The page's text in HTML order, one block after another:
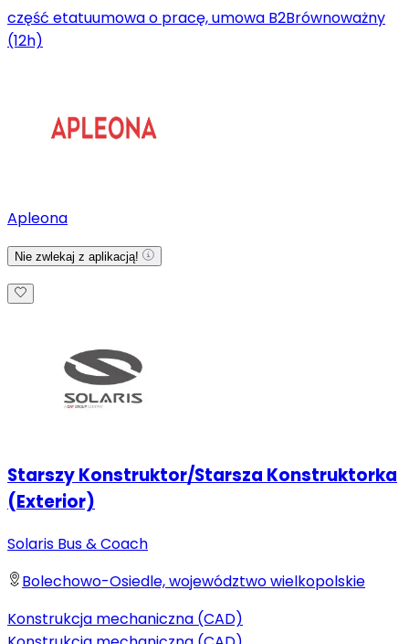
część etatuumowa o pracę, umowa B2Brównoważny
(12h)
Apleona
Nie zwlekaj z aplikacją!
Starszy Konstruktor/Starsza Konstruktorka
(Exterior)
Solaris Bus & Coach
Bolechowo-Osiedle, województwo wielkopolskie
Konstrukcja mechaniczna (CAD)